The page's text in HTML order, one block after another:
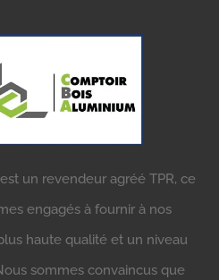
un revendeur agréé TPR, ce
engagés à fournir à nos
haute qualité et un niveau
sommes convaincus que